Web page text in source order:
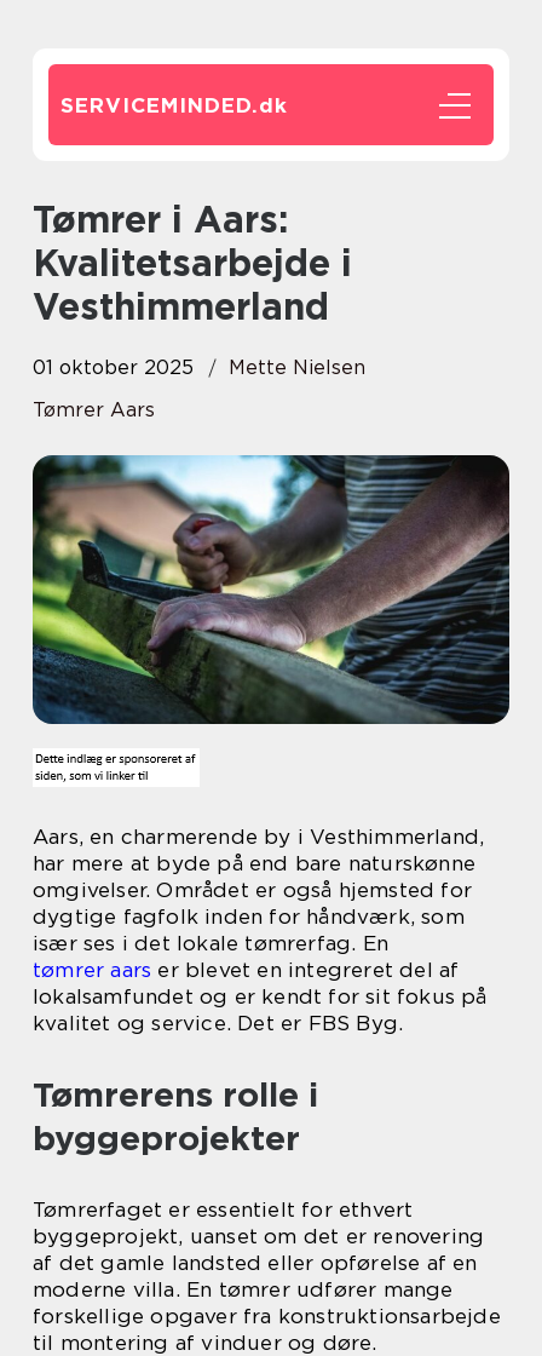
SERVICEMINDED.dk
Tømrer i Aars:
Kvalitetsarbejde i
Vesthimmerland
01 oktober 2025
Mette Nielsen
Tømrer Aars
Aars, en charmerende by i Vesthimmerland,
har mere at byde på end bare naturskønne
omgivelser. Området er også hjemsted for
dygtige fagfolk inden for håndværk, som
især ses i det lokale tømrerfag. En
tømrer aars er blevet en integreret del af
lokalsamfundet og er kendt for sit fokus på
kvalitet og service. Det er FBS Byg.
Tømrerens rolle i
byggeprojekter
Tømrerfaget er essentielt for ethvert
byggeprojekt, uanset om det er renovering
af det gamle landsted eller opførelse af en
moderne villa. En tømrer udfører mange
forskellige opgaver fra konstruktionsarbejde
til montering af vinduer og døre.